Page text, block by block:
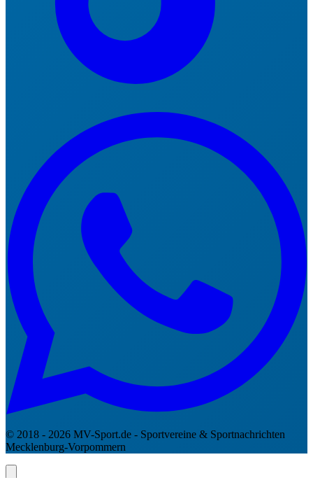
© 2018 - 2026 MV-Sport.de - Sportvereine & Sportnachrichten
Mecklenburg-Vorpommern